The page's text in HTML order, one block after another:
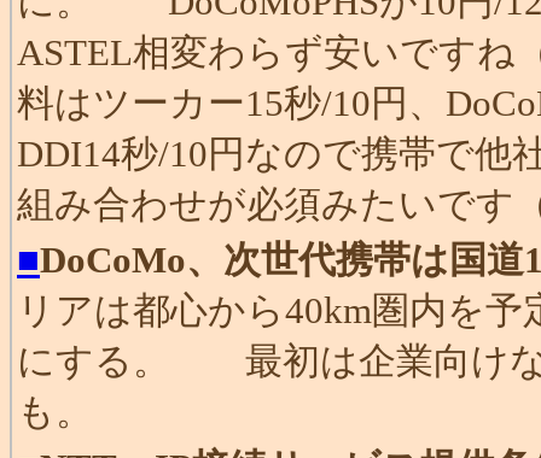
ASTEL相変わらず安いですね
料はツーカー15秒/10円、
DDI14秒/10円なので携帯で他
組み合わせが必須みたいです
■DoCoMo、次世代携帯は国道
リアは都心から40km圏内を
にする。 最初は企業向けな
も。